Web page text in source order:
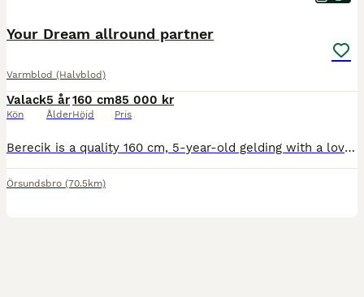
Your Dream allround partner
Varmblod (Halvblod)
Valack
Kön
5 år
Ålder
160 cm
Höjd
85 000 kr
Pris
Berecik is a quality 160 cm, 5-year-old gelding with a lovely, genuine temperament. He is a perfect horse who is ready to be ridden and enjoyed by riders of all abilities. Berecik is a fun and confidence-giving horse who enjoys his work and is happy to try anything he is asked for. He hacks out very well both alone and in company and is safe in open spaces. At the arena he
Örsundsbro (70.5km)